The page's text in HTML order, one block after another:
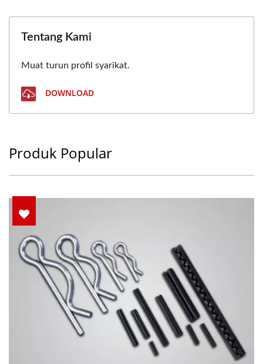
Tentang Kami
Muat turun profil syarikat.
DOWNLOAD
Produk Popular